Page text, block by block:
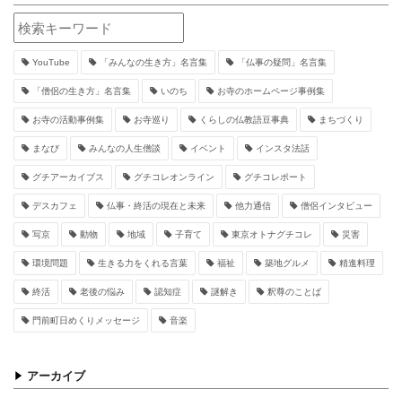
YouTube 「みんなの生き方」名言集 「仏事の疑問」名言集
「僧侶の生き方」名言集 いのち お寺のホームページ事例集
お寺の活動事例集 お寺巡り くらしの仏教語豆事典 まちづくり
まなび みんなの人生僧談 イベント インスタ法話
グチアーカイブス グチコレオンライン グチコレポート
デスカフェ 仏事・終活の現在と未来 他力通信 僧侶インタビュー
写京 動物 地域 子育て 東京オトナグチコレ 災害
環境問題 生きる力をくれる言葉 福祉 築地グルメ 精進料理
終活 老後の悩み 認知症 謎解き 釈尊のことば
門前町日めくりメッセージ 音楽
アーカイブ